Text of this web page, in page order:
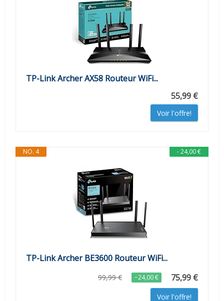
TP-Link Archer AX58 Routeur WiFi...
55,99 €
Voir l'offre!
- 24,00 €
NO. 4
TP-Link Archer BE3600 Routeur WiFi...
99,99 € −24,00 € 75,99 €
Voir l'offre!